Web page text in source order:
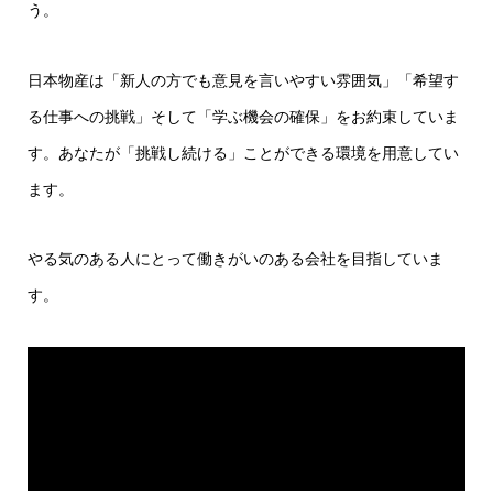
う。
日本物産は「新人の方でも意見を言いやすい雰囲気」「希望す
る仕事への挑戦」そして「学ぶ機会の確保」をお約束していま
す。あなたが「挑戦し続ける」ことができる環境を用意してい
ます。
やる気のある人にとって働きがいのある会社を目指していま
す。